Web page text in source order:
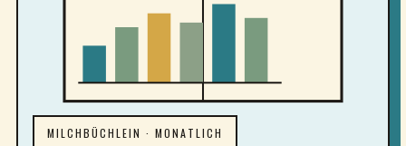
MILCHBÜCHLEIN · MONATLICH